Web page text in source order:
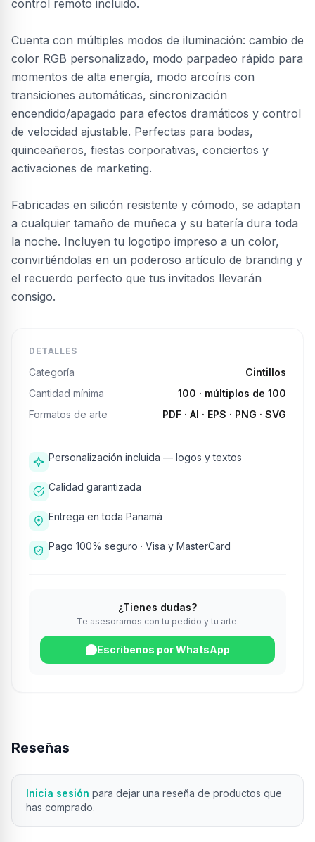
control remoto incluido.
Cuenta con múltiples modos de iluminación: cambio de
color RGB personalizado, modo parpadeo rápido para
momentos de alta energía, modo arcoíris con
transiciones automáticas, sincronización
encendido/apagado para efectos dramáticos y control
de velocidad ajustable. Perfectas para bodas,
quinceañeros, fiestas corporativas, conciertos y
activaciones de marketing.
Fabricadas en silicón resistente y cómodo, se adaptan
a cualquier tamaño de muñeca y su batería dura toda
la noche. Incluyen tu logotipo impreso a un color,
convirtiéndolas en un poderoso artículo de branding y
el recuerdo perfecto que tus invitados llevarán
consigo.
DETALLES
Categoría
Cintillos
Cantidad mínima
100 · múltiplos de 100
Formatos de arte
PDF · AI · EPS · PNG · SVG
Personalización incluida — logos y textos
Calidad garantizada
Entrega en toda Panamá
Pago 100% seguro · Visa y MasterCard
¿Tienes dudas?
Te asesoramos con tu pedido y tu arte.
Escríbenos por WhatsApp
Reseñas
Inicia sesión para dejar una reseña de productos que
has comprado.